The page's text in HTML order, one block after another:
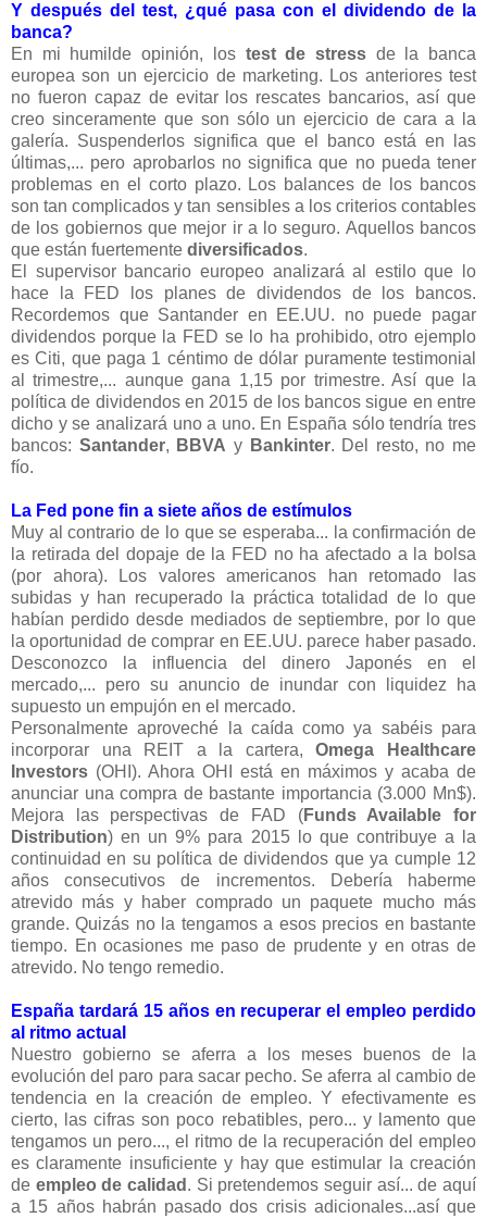
Y después del test, ¿qué pasa con el dividendo de la
banca?
En mi humilde opinión, los test de stressde la banca
europea son un ejercicio de marketing. Los anteriores test
no fueron capaz de evitar los rescates bancarios, así que
creo sinceramente que son sólo un ejercicio de cara a la
galería. Suspenderlos significa que el banco está en las
últimas,... pero aprobarlos no significa que no pueda tener
problemas en el corto plazo. Los balances de los bancos
son tan complicados y tan sensibles a los criterios contables
de los gobiernos que mejor ir a lo seguro. Aquellos bancos
que están fuertemente diversificados.
El supervisor bancario europeo analizará al estilo que lo
hace la FED los planes de dividendos de los bancos.
Recordemos que Santander en EE.UU. no puede pagar
dividendos porque la FED se lo ha prohibido, otro ejemplo
es Citi, que paga 1 céntimo de dólar puramente testimonial
al trimestre,... aunque gana 1,15 por trimestre. Así que la
política de dividendos en 2015 de los bancos sigue en entre
dicho y se analizará uno a uno. En España sólo tendría tres
bancos: Santander, BBVA y Bankinter. Del resto, no me
fío.
La Fed pone fin a siete años de estímulos
Muy al contrario de lo que se esperaba... la confirmación de
la retirada del dopaje de la FED no ha afectado a la bolsa
(por ahora). Los valores americanos han retomado las
subidas y han recuperado la práctica totalidad de lo que
habían perdido desde mediados de septiembre, por lo que
la oportunidad de comprar en EE.UU. parece haber pasado.
Desconozco la influencia del dinero Japonés en el
mercado,... pero su anuncio de inundar con liquidez ha
supuesto un empujón en el mercado.
Personalmente aproveché la caída como ya sabéis para
incorporar una REIT a la cartera,Omega Healthcare
Investors (OHI). Ahora OHI está en máximos y acaba de
anunciar una compra de bastante importancia (3.000 Mn$).
Mejora las perspectivas de FAD (Funds Available for
Distribution) en un 9% para 2015 lo que contribuye a la
continuidad en su política de dividendos que ya cumple 12
años consecutivos de incrementos. Debería haberme
atrevido más y haber comprado un paquete mucho más
grande. Quizás no la tengamos a esos precios en bastante
tiempo. En ocasiones me paso de prudente y en otras de
atrevido. No tengo remedio.
España tardará 15 años en recuperar el empleo perdido
al ritmo actual
Nuestro gobierno se aferra a los meses buenos de la
evolución del paro para sacar pecho. Se aferra al cambio de
tendencia en la creación de empleo. Y efectivamente es
cierto, las cifras son poco rebatibles, pero... y lamento que
tengamos un pero..., el ritmo de la recuperación del empleo
es claramente insuficiente y hay que estimular la creación
de empleo de calidad . Si pretendemos seguir así... de aquí
a 15 años habrán pasado dos crisis adicionales...así que